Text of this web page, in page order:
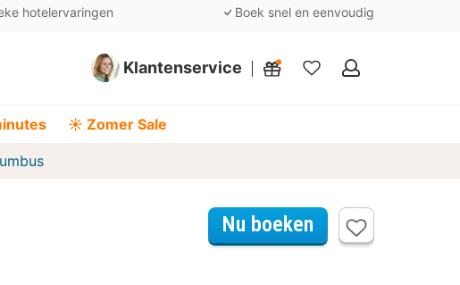
hotelervaringen Boek snel en eenvoudig
Klantenservice
Mijn
☀️ Zomer Sale
Nu boeken